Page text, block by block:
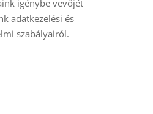
igénybe vevőjét
adatkezelési és
szabályairól.